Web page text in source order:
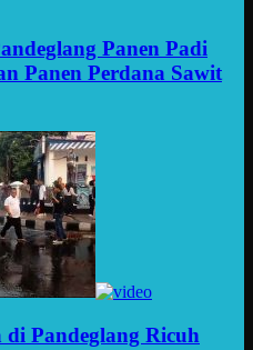
Panen Padi
Panen Perdana Sawit
di Pandeglang Ricuh